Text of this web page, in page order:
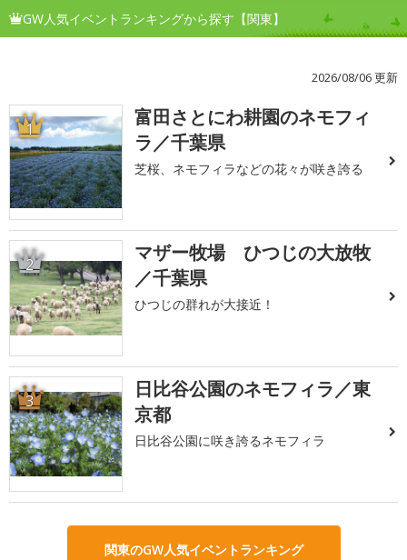
GW人気イベントランキングから探す【関東】
2026/08/06 更新
1
富田さとにわ耕園のネモフィ
ラ／千葉県
芝桜、ネモフィラなどの花々が咲き誇る
2
マザー牧場 ひつじの大放牧
／千葉県
ひつじの群れが大接近！
3
日比谷公園のネモフィラ／東
京都
日比谷公園に咲き誇るネモフィラ
関東のGW人気イベントランキング